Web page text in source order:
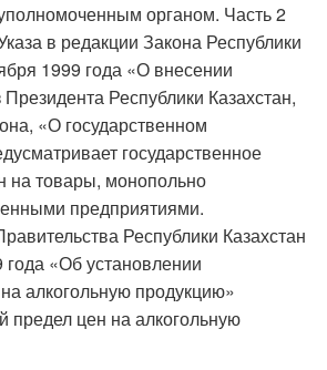
органом. Часть 2
в редакции Закона Республики
1999 года «О внесении
Республики Казахстан,
«О государственном
государственное
на товары, монопольно
предприятиями.
Республики Казахстан
года «Об установлении
алкогольную продукцию»
предел цен на алкогольную